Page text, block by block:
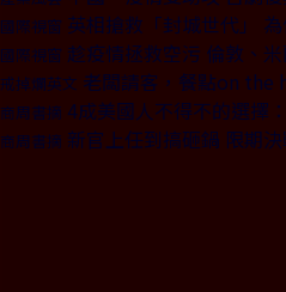
國際視窗 英相搶救「封城世代」
國際視窗 趁疫情拯救空污 倫敦、
戒掉爛英文 老闆請客，餐點on the
商周書摘 4成美國人不得不的選擇
商周書摘 新官上任到搞砸鍋 限期決